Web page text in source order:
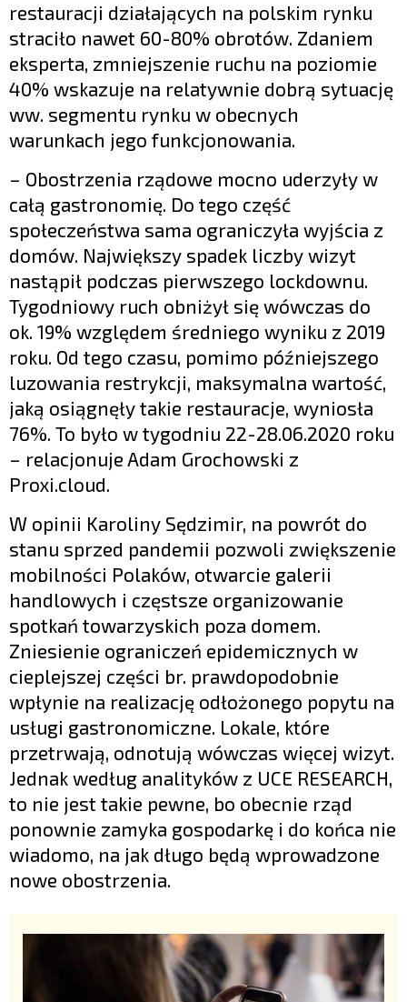
restauracji działających na polskim rynku
straciło nawet 60-80% obrotów. Zdaniem
eksperta, zmniejszenie ruchu na poziomie
40% wskazuje na relatywnie dobrą sytuację
ww. segmentu rynku w obecnych
warunkach jego funkcjonowania.
– Obostrzenia rządowe mocno uderzyły w
całą gastronomię. Do tego część
społeczeństwa sama ograniczyła wyjścia z
domów. Największy spadek liczby wizyt
nastąpił podczas pierwszego lockdownu.
Tygodniowy ruch obniżył się wówczas do
ok. 19% względem średniego wyniku z 2019
roku. Od tego czasu, pomimo późniejszego
luzowania restrykcji, maksymalna wartość,
jaką osiągnęły takie restauracje, wyniosła
76%. To było w tygodniu 22-28.06.2020 roku
– relacjonuje Adam Grochowski z
Proxi.cloud.
W opinii Karoliny Sędzimir, na powrót do
stanu sprzed pandemii pozwoli zwiększenie
mobilności Polaków, otwarcie galerii
handlowych i częstsze organizowanie
spotkań towarzyskich poza domem.
Zniesienie ograniczeń epidemicznych w
cieplejszej części br. prawdopodobnie
wpłynie na realizację odłożonego popytu na
usługi gastronomiczne. Lokale, które
przetrwają, odnotują wówczas więcej wizyt.
Jednak według analityków z UCE RESEARCH,
to nie jest takie pewne, bo obecnie rząd
ponownie zamyka gospodarkę i do końca nie
wiadomo, na jak długo będą wprowadzone
nowe obostrzenia.